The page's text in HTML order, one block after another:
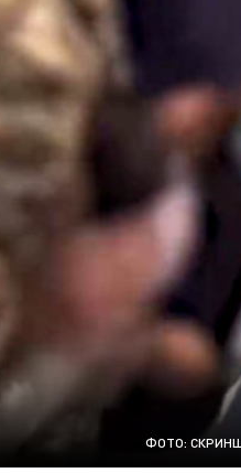
ФОТО: